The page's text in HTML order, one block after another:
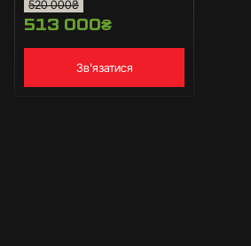
520 000₴
513 000₴
Зв'язатися